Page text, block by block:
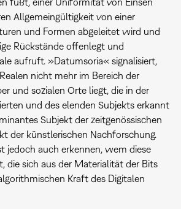
Allgemeingültigkeit von einer
und Formen abgeleitet wird und
Rückstände offenlegt und
aufruft. »Datumsoria« signalisiert,
nicht mehr im Bereich der
und sozialen Orte liegt, die in der
und des elenden Subjekts erkannt
Subjekt der zeitgenössischen
der künstlerischen Nachforschung.
jedoch auch erkennen, wem diese
die sich aus der Materialität der Bits
Kraft des Digitalen